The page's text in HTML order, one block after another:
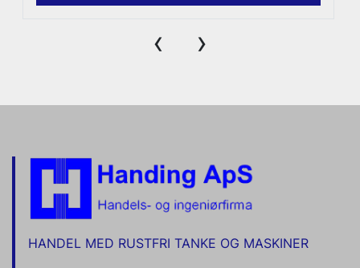
‹ ›
HANDEL MED RUSTFRI TANKE OG MASKINER